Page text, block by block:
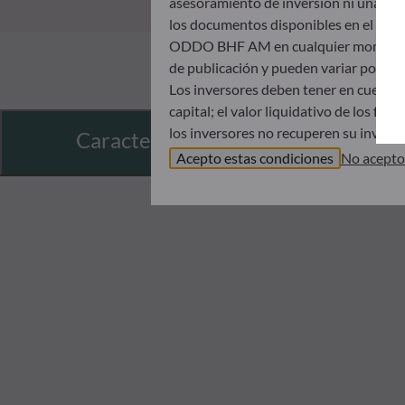
Características
los documentos disponibles en el
ODDO BHF AM en cualquier
de publicación y pueden variar
Los inversores deben tener en
capital; el valor liquidativo de los
los inversores no recuperen su
Antes de suscribir un fondo, se
indirectos que resulten del uso de
Los valores liquidativos que se
inversor. Por tanto, le
Acepto estas condiciones No